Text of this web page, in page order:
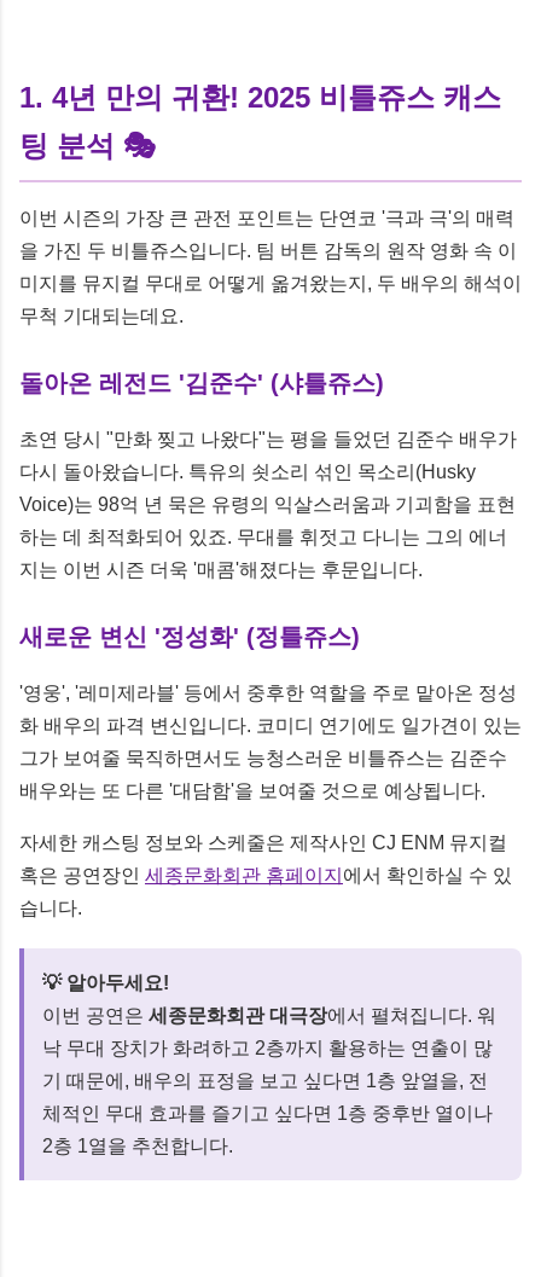
1. 4년 만의 귀환! 2025 비틀쥬스 캐스
팅 분석 🎭
이번 시즌의 가장 큰 관전 포인트는 단연코 '극과 극'의 매력
을 가진 두 비틀쥬스입니다. 팀 버튼 감독의 원작 영화 속 이
미지를 뮤지컬 무대로 어떻게 옮겨왔는지, 두 배우의 해석이
무척 기대되는데요.
돌아온 레전드 '김준수' (샤틀쥬스)
초연 당시 "만화 찢고 나왔다"는 평을 들었던 김준수 배우가
다시 돌아왔습니다. 특유의 쇳소리 섞인 목소리(Husky
Voice)는 98억 년 묵은 유령의 익살스러움과 기괴함을 표현
하는 데 최적화되어 있죠. 무대를 휘젓고 다니는 그의 에너
지는 이번 시즌 더욱 '매콤'해졌다는 후문입니다.
새로운 변신 '정성화' (정틀쥬스)
'영웅', '레미제라블' 등에서 중후한 역할을 주로 맡아온 정성
화 배우의 파격 변신입니다. 코미디 연기에도 일가견이 있는
그가 보여줄 묵직하면서도 능청스러운 비틀쥬스는 김준수
배우와는 또 다른 '대담함'을 보여줄 것으로 예상됩니다.
자세한 캐스팅 정보와 스케줄은 제작사인 CJ ENM 뮤지컬
혹은 공연장인 세종문화회관 홈페이지 에서 확인하실 수 있
습니다.
💡 알아두세요!
이번 공연은 세종문화회관 대극장에서 펼쳐집니다. 워
낙 무대 장치가 화려하고 2층까지 활용하는 연출이 많
기 때문에, 배우의 표정을 보고 싶다면 1층 앞열을, 전
체적인 무대 효과를 즐기고 싶다면 1층 중후반 열이나
2층 1열을 추천합니다.